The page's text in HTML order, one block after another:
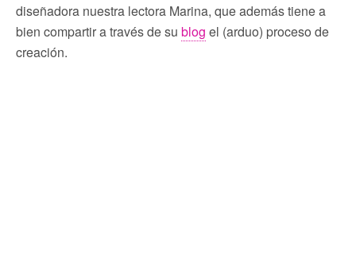
diseñadora nuestra lectora Marina, que además tiene a
bien compartir a través de su blog el (arduo) proceso de
creación.